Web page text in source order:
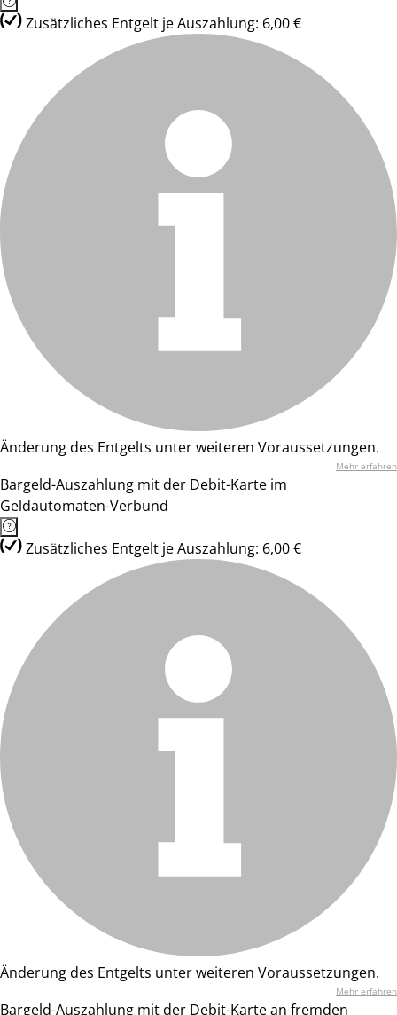
Zusätzliches Entgelt je Auszahlung: 6,00 €
Änderung des Entgelts unter weiteren Voraussetzungen.
Mehr erfahren
Bargeld-Auszahlung mit der Debit-Karte im
Geldautomaten-Verbund
Zusätzliches Entgelt je Auszahlung: 6,00 €
Änderung des Entgelts unter weiteren Voraussetzungen.
Mehr erfahren
Bargeld-Auszahlung mit der Debit-Karte an fremden